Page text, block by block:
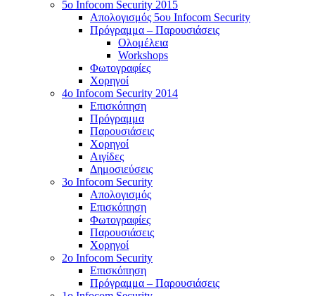
5o Infocom Security 2015
Απολογισμός 5ου Infocom Security
Πρόγραμμα – Παρουσιάσεις
Ολομέλεια
Workshops
Φωτογραφίες
Χορηγοί
4ο Infocom Security 2014
Επισκόπηση
Πρόγραμμα
Παρουσιάσεις
Χορηγοί
Αιγίδες
Δημοσιεύσεις
3o Infocom Security
Απολογισμός
Επισκόπηση
Φωτογραφίες
Παρουσιάσεις
Χορηγοί
2o Infocom Security
Επισκόπηση
Πρόγραμμα – Παρουσιάσεις